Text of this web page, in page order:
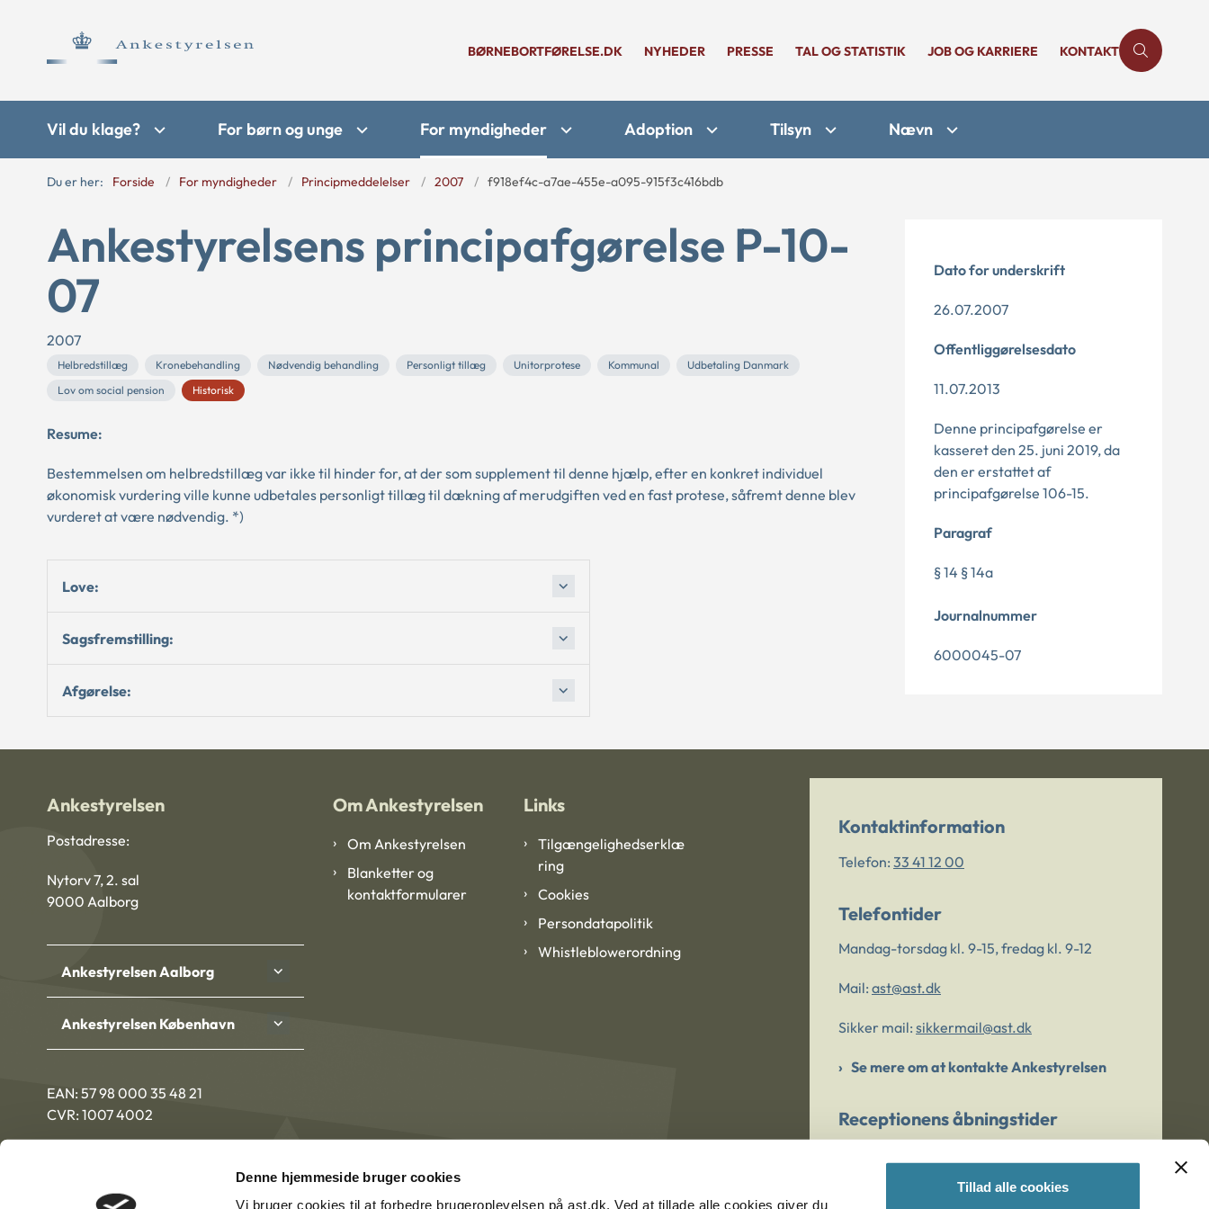
Denne hjemmeside bruger cookies
Vi bruger cookies til at forbedre brugeroplevelsen på ast.dk. Ved at tillade alle cookies giver du
Tillad alle cookies
BØRNEBORTFØRELSE.DK NYHEDER PRESSE TAL OG STATISTIK JOB OG KARRIERE KONTAKT
Vil du klage? For børn og unge For myndigheder Adoption Tilsyn Nævn
Du er her: Forside For myndigheder Principmeddelelser 2007 f918ef4c-a7ae-455e-a095-915f3c416bdb
Ankestyrelsens principafgørelse P-10-
07
2007
Helbredstillæg Kronebehandling Nødvendig behandling Personligt tillæg Unitorprotese Kommunal
Udbetaling Danmark
Lov om social pension
Historisk
Resume:
Bestemmelsen om helbredstillæg var ikke til hinder for, at der som supplement til denne hjælp, efter en konkret individuel
økonomisk vurdering ville kunne udbetales personligt tillæg til dækning af merudgiften ved en fast protese, såfremt denne blev
vurderet at være nødvendig. *)
Love:
Sagsfremstilling:
Afgørelse:
Dato for underskrift
26.07.2007
Offentliggørelsesdato
11.07.2013
Denne principafgørelse er
kasseret den 25. juni 2019, da
den er erstattet af
principafgørelse 106-15.
Paragraf
§ 14 § 14a
Journalnummer
6000045-07
Ankestyrelsen
Postadresse:
Nytorv 7, 2. sal
9000 Aalborg
Ankestyrelsen Aalborg
Ankestyrelsen København
EAN: 57 98 000 35 48 21
CVR: 1007 4002
Om Ankestyrelsen
Om Ankestyrelsen
Blanketter og
kontaktformularer
Links
Tilgængelighedserklæ
ring
Cookies
Persondatapolitik
Whistleblowerordning
Kontaktinformation
Telefon: 33 41 12 00
Telefontider
Mandag-torsdag kl. 9-15, fredag kl. 9-12
Mail: ast@ast.dk
Sikker mail: sikkermail@ast.dk
Se mere om at kontakte Ankestyrelsen
Receptionens åbningstider